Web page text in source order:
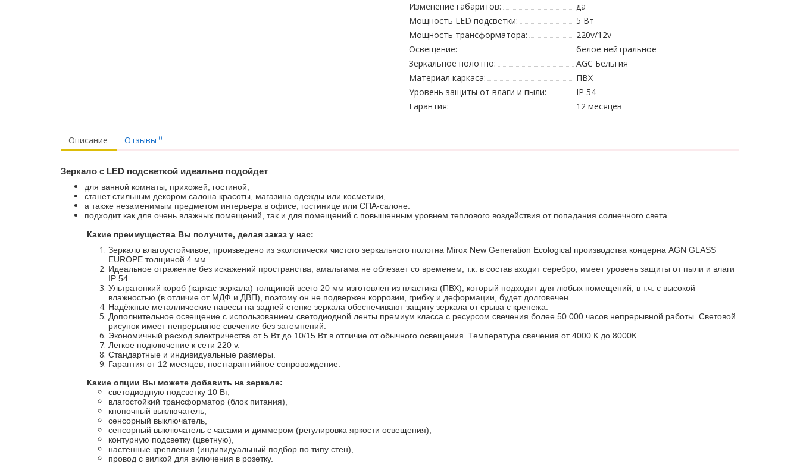
Изменение габаритов:
да
Мощность LED подсветки:
5 Вт
Мощность трансформатора:
220v/12v
Освещение:
белое нейтральное
Зеркальное полотно:
AGC Бельгия
Материал каркаса:
ПВХ
Уровень защиты от влаги и пыли:
IP 54
Гарантия:
12 месяцев
Описание Отзывы 0
Зеркало с LED подсветкой идеально подойдет
для ванной комнаты, прихожей, гостиной,
станет стильным декором салона красоты, магазина одежды или косметики,
а также незаменимым предметом интерьера в офисе, гостинице или СПА-салоне.
подходит как для очень влажных помещений, так и для помещений с повышенным уровнем теплового воздействия от попадания солнечного света
Какие преимущества Вы получите, делая заказ у нас:
Зеркало влагоустойчивое, произведено из экологически чистого зеркального полотна Mirox New Generation Ecological производства концерна AGN GLASS
EUROPE толщиной 4 мм.
Идеальное отражение без искажений пространства, амальгама не облезает со временем, т.к. в состав входит серебро, имеет уровень защиты от пыли и влаги
IP 54.
Ультратонкий короб (каркас зеркала) толщиной всего 20 мм изготовлен из пластика (ПВХ), который подходит для любых помещений, в т.ч. с высокой
влажностью (в отличие от МДФ и ДВП), поэтому он не подвержен коррозии, грибку и деформации, будет долговечен.
Надёжные металлические навесы на задней стенке зеркала обеспечивают защиту зеркала от срыва с крепежа.
Дополнительное освещение с использованием светодиодной ленты премиум класса с ресурсом свечения более 50 000 часов непрерывной работы. Световой
рисунок имеет непрерывное свечение без затемнений.
Экономичный расход электричества от 5 Вт до 10/15 Вт в отличие от обычного освещения. Температура свечения от 4000 К до 8000К.
Легкое подключение к сети 220 v.
Стандартные и индивидуальные размеры.
Гарантия от 12 месяцев, постгарантийное сопровождение.
Какие опции Вы можете добавить на зеркале:
светодиодную подсветку 10 Вт,
влагостойкий трансформатор (блок питания),
кнопочный выключатель,
сенсорный выключатель,
сенсорный выключатель с часами и диммером (регулировка яркости освещения),
контурную подсветку (цветную),
настенные крепления (индивидуальный подбор по типу стен),
провод с вилкой для включения в розетку.